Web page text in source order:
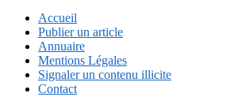
Accueil
Publier un article
Annuaire
Mentions Légales
Signaler un contenu illicite
Contact